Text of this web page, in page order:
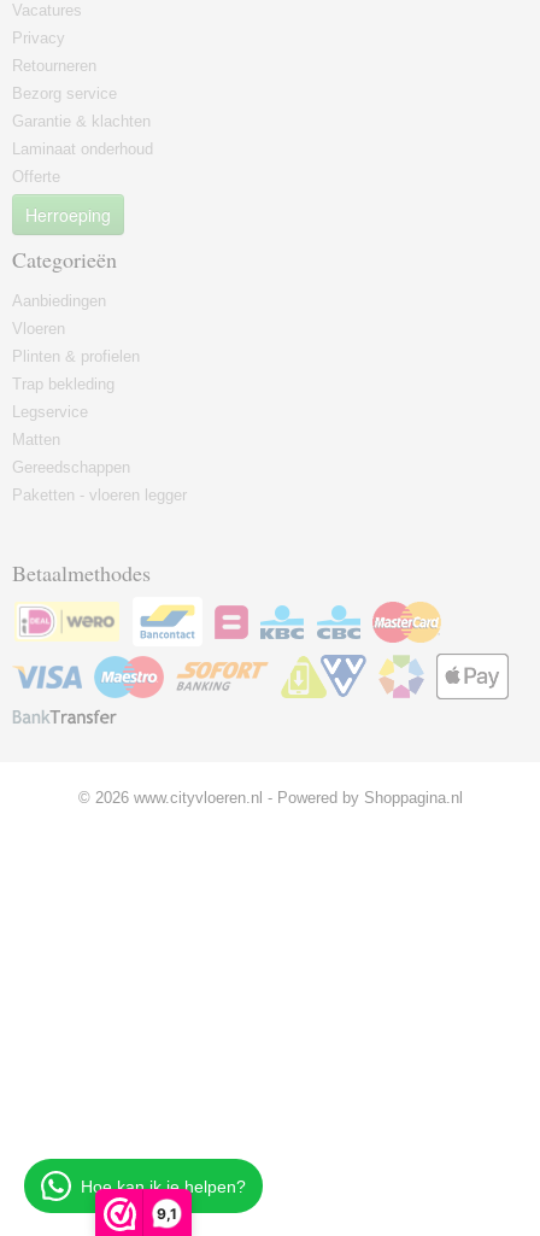
9,1
Vacatures
Privacy
Retourneren
Bezorg service
Garantie & klachten
Laminaat onderhoud
Offerte
Herroeping
Categorieën
Aanbiedingen
Vloeren
Plinten & profielen
Trap bekleding
Legservice
Matten
Gereedschappen
Paketten - vloeren legger
Betaalmethodes
© 2026 www.cityvloeren.nl - Powered by Shoppagina.nl
Hoe kan ik je helpen?